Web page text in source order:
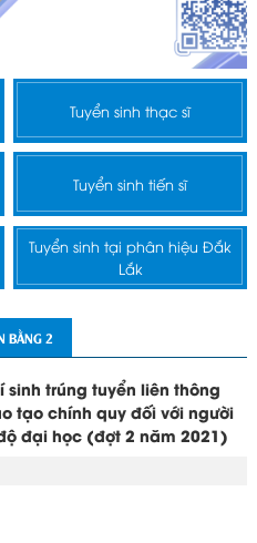
Tuyển sinh thạc sĩ
Tuyển sinh tiến sĩ
Tuyển sinh tại phân hiệu Đắk
Lắk
BẰNG 2
trúng tuyển liên thông
tạo chính quy đối với người
đại học (đợt 2 năm 2021)